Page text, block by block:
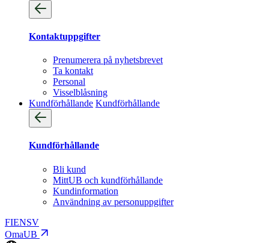
Kontaktuppgifter
Prenumerera på nyhetsbrevet
Ta kontakt
Personal
Visselblåsning
Kundförhållande Kundförhållande
Kundförhållande
Bli kund
MittUB och kundförhållande
Kundinformation
Användning av personuppgifter
FIENSV
OmaUB